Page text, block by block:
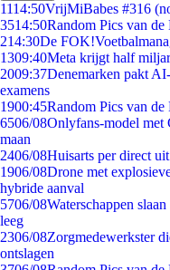
1114:50VrijMiBabes #316
3514:50Random Pics van de
214:30De
1309:40Meta krijgt half
2009:37Denemarken pakt
examens
1900:45Random Pics van de
6506/08Onlyfans-model met
maan
2406/08Huisarts per direct
1906/08Drone met
hybride aanval
5706/08Waterschappen
leeg
2306/08Zorgmedewerkster
ontslagen